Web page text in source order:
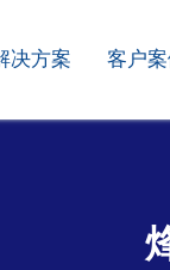
决方案 客户案